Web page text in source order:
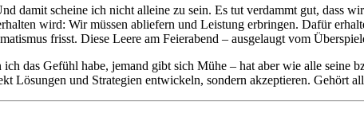
damit scheine ich nicht alleine zu sein. Es tut verdammt gut, dass
wird: Wir müssen abliefern und Leistung erbringen. Dafür
frisst. Diese Leere am Feierabend – ausgelaugt vom
das Gefühl habe, jemand gibt sich Mühe – hat aber wie alle seine
Lösungen und Strategien entwickeln, sondern akzeptieren. Gehört